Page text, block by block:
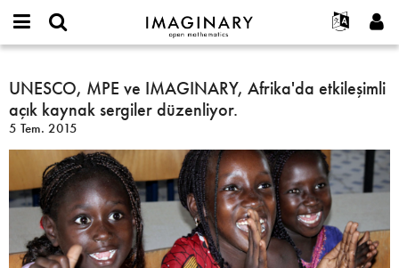
IMAGINARY
open
Français
Deutsch
Español
Türkçe
Programlar
Galeriler
Filmler
Metinler
Sergiler
Devamı...
Projeler
Katılım
or
username
*
Parola
*
Yeni hesap oluştur
Yeni parola iste
Ara
UNESCO,
MPE
ve
IMAGINARY,
Afrika'da
etkileşimli
açık
kaynak
sergiler
düzenliyor.
UNESCO, MPE ve IMAGINARY, Afrika'da etkileşimli
açık kaynak sergiler düzenliyor.
5 Tem. 2015